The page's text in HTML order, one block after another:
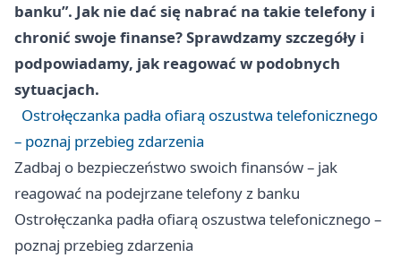
banku”. Jak nie dać się nabrać na takie telefony i
chronić swoje finanse? Sprawdzamy szczegóły i
podpowiadamy, jak reagować w podobnych
sytuacjach.
Ostrołęczanka padła ofiarą oszustwa telefonicznego
– poznaj przebieg zdarzenia
Zadbaj o bezpieczeństwo swoich finansów – jak
reagować na podejrzane telefony z banku
Ostrołęczanka padła ofiarą oszustwa telefonicznego –
poznaj przebieg zdarzenia